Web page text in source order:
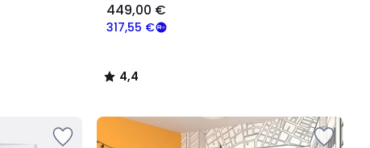
317,55 €
449,00 €
4,4
/